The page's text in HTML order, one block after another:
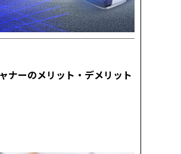
ナーのメリット・デメリット